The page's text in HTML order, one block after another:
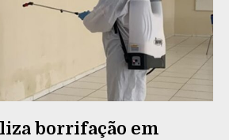
borrifação em